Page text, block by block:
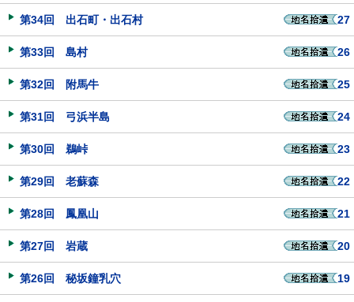
第34回 出石町・出石村 27
第33回 島村 26
第32回 附馬牛 25
第31回 弓浜半島 24
第30回 鵜峠 23
第29回 老蘇森 22
第28回 鳳凰山 21
第27回 岩蔵 20
第26回 秘坂鐘乳穴 19